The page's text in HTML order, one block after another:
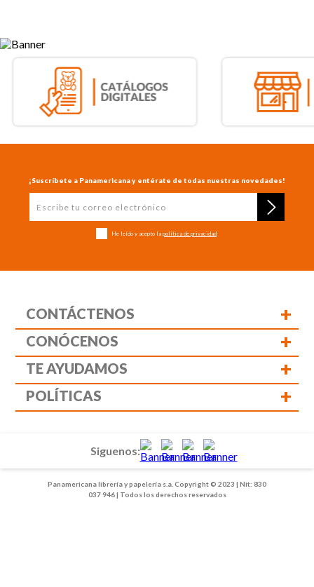
¡Suscríbete a Panamericana y entérate de todas nuestras novedades!
He leído y acepto la política de privacidad
CONTÁCTENOS +
CONÓCENOS +
TE AYUDAMOS +
POLÍTICAS +
Panamericana librería y papelería s.a. Copyright © 2023 | Nit: 830
037 946 | Todos los derechos reservados
Siguenos: